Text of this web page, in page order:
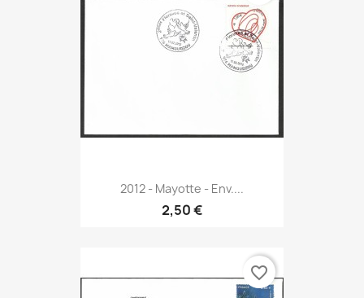
2012 - Mayotte - Env....
2,50 €
favorite_border